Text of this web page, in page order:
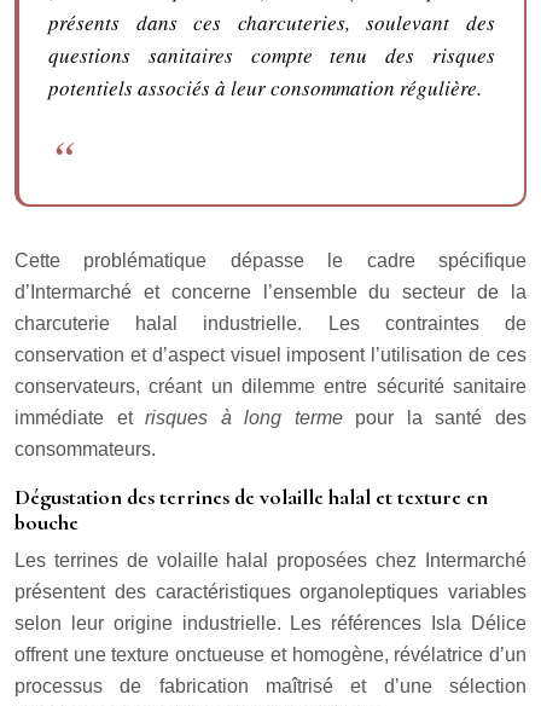
présents dans ces charcuteries, soulevant des
questions sanitaires compte tenu des risques
potentiels associés à leur consommation régulière.
Cette problématique dépasse le cadre spécifique
d’Intermarché et concerne l’ensemble du secteur de la
charcuterie halal industrielle. Les contraintes de
conservation et d’aspect visuel imposent l’utilisation de ces
conservateurs, créant un dilemme entre sécurité sanitaire
immédiate etrisques à long terme pour la santé des
consommateurs.
Dégustation des terrines de volaille halal et texture en
bouche
Les terrines de volaille halal proposées chez Intermarché
présentent des caractéristiques organoleptiques variables
selon leur origine industrielle. Les références Isla Délice
offrent une texture onctueuse et homogène, révélatrice d’un
processus de fabrication maîtrisé et d’une sélection